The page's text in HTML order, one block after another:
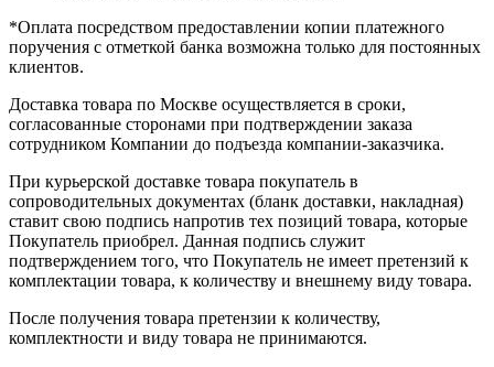
*Оплата посредством предоставлении копии платежного
поручения с отметкой банка возможна только для постоянных
клиентов.
Доставка товара по Москве осуществляется в сроки,
согласованные сторонами при подтверждении заказа
сотрудником Компании до подъезда компании-заказчика.
При курьерской доставке товара покупатель в
сопроводительных документах (бланк доставки, накладная)
ставит свою подпись напротив тех позиций товара, которые
Покупатель приобрел. Данная подпись служит
подтверждением того, что Покупатель не имеет претензий к
комплектации товара, к количеству и внешнему виду товара.
После получения товара претензии к количеству,
комплектности и виду товара не принимаются.